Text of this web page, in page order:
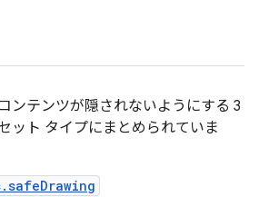
ンテンツが隠されないようにする 3
ット タイプにまとめられていま